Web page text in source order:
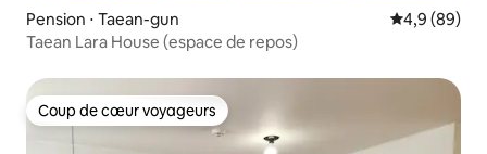
Pension ⋅ Taean-gun Évaluation
4,9 (89)
Taean Lara House (espace de repos)
Coup de cœur voyageurs
Coup de cœur voyageurs